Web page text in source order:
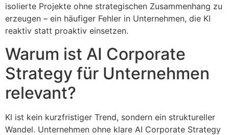
isolierte Projekte ohne strategischen Zusammenhang zu
erzeugen – ein häufiger Fehler in Unternehmen, die KI
reaktiv statt proaktiv einsetzen.
Warum ist AI Corporate
Strategy für Unternehmen
relevant?
KI ist kein kurzfristiger Trend, sondern ein struktureller
Wandel. Unternehmen ohne klare AI Corporate Strategy